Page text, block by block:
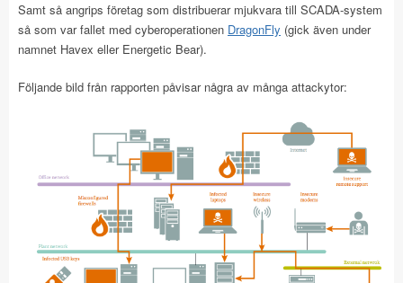
Samt så angrips företag som distribuerar mjukvara till SCADA-system
så som var fallet med cyberoperationen DragonFly (gick även under
namnet Havex eller Energetic Bear).
Följande bild från rapporten påvisar några av många attackytor: